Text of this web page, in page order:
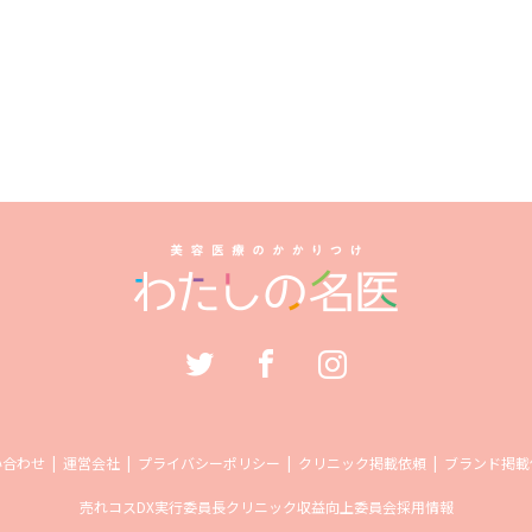
わせ 運営会社 プライバシーポリシー クリニック掲載依頼 ブランド掲
売れコスDX実行委員長クリニック収益向上委員会採用情報